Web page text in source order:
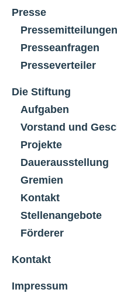
Presse
Pressemitteilungen
Presseanfragen
Presseverteiler
Die Stiftung
Aufgaben
Vorstand und
Projekte
Dauerausstellung
Gremien
Kontakt
Stellenangebote
Förderer
Kontakt
Impressum